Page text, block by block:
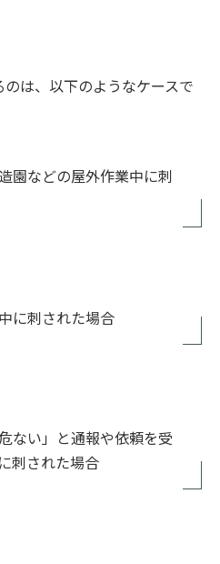
は、以下のようなケースで
園などの屋外作業中に刺
に刺された場合
ない」と通報や依頼を受
刺された場合